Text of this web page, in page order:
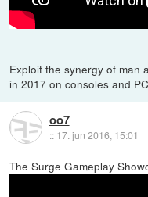
Exploit the synergy of man
in 2017 on consoles and
oo7
:: 17. jun 2016, 15:01
The Surge Gameplay